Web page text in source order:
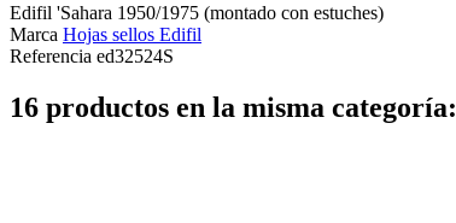
Edifil 'Sahara 1950/1975 (montado con estuches)
Marca Hojas sellos Edifil
Referencia ed32524S
16 productos en la misma categoría: